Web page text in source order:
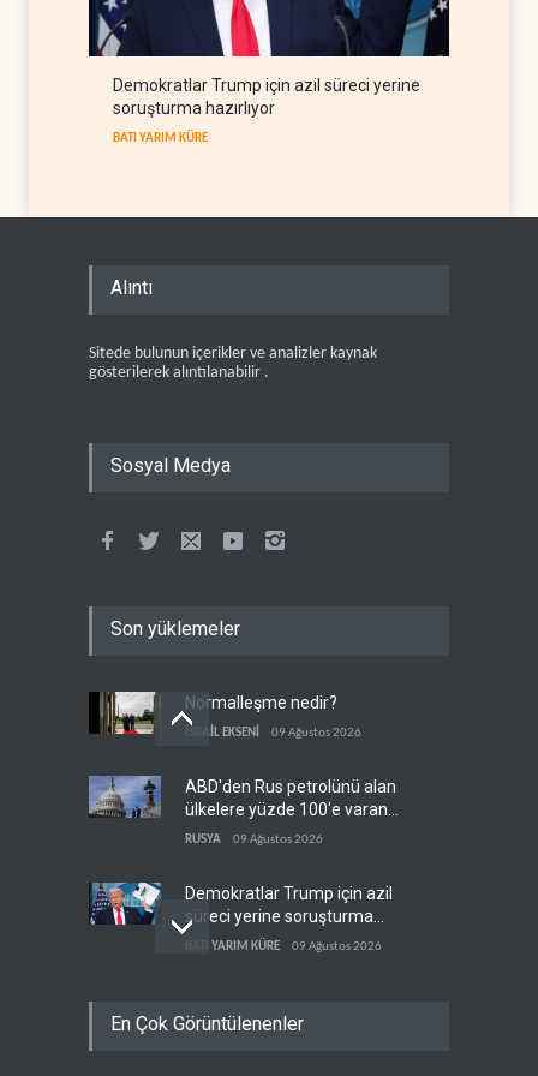
Demokratlar Trump için azil süreci yerine
soruşturma hazırlıyor
BATI YARIM KÜRE
Alıntı
Sitede bulunun içerikler ve analizler kaynak
gösterilerek alıntılanabilir .
Sosyal Medya
Son yüklemeler
Normalleşme nedir?
İSRAİL EKSENİ 09 Ağustos 2026
ABD'den Rus petrolünü alan
ülkelere yüzde 100'e varan
gümrük vergisi
RUSYA 09 Ağustos 2026
Demokratlar Trump için azil
süreci yerine soruşturma
hazırlıyor
BATI YARIM KÜRE 09 Ağustos 2026
Afrika'daki petrol
En Çok Görüntülenenler